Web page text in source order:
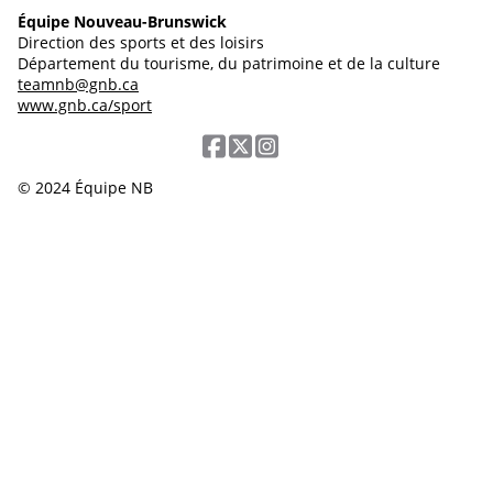
Équipe Nouveau-Brunswick
Direction des sports et des loisirs
Département du tourisme, du patrimoine et de la culture
teamnb@gnb.ca
www.gnb.ca/sport
© 2024 Équipe NB